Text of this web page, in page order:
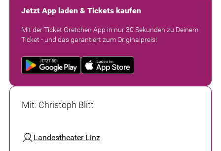
Jetzt App laden & Tickets kaufen
Mit der Ticket Gretchen App in nur 30 Sekunden zu Deinem
Ticket - und das garantiert zum Originalpreis!
Mit: Christoph Blitt
Landestheater Linz